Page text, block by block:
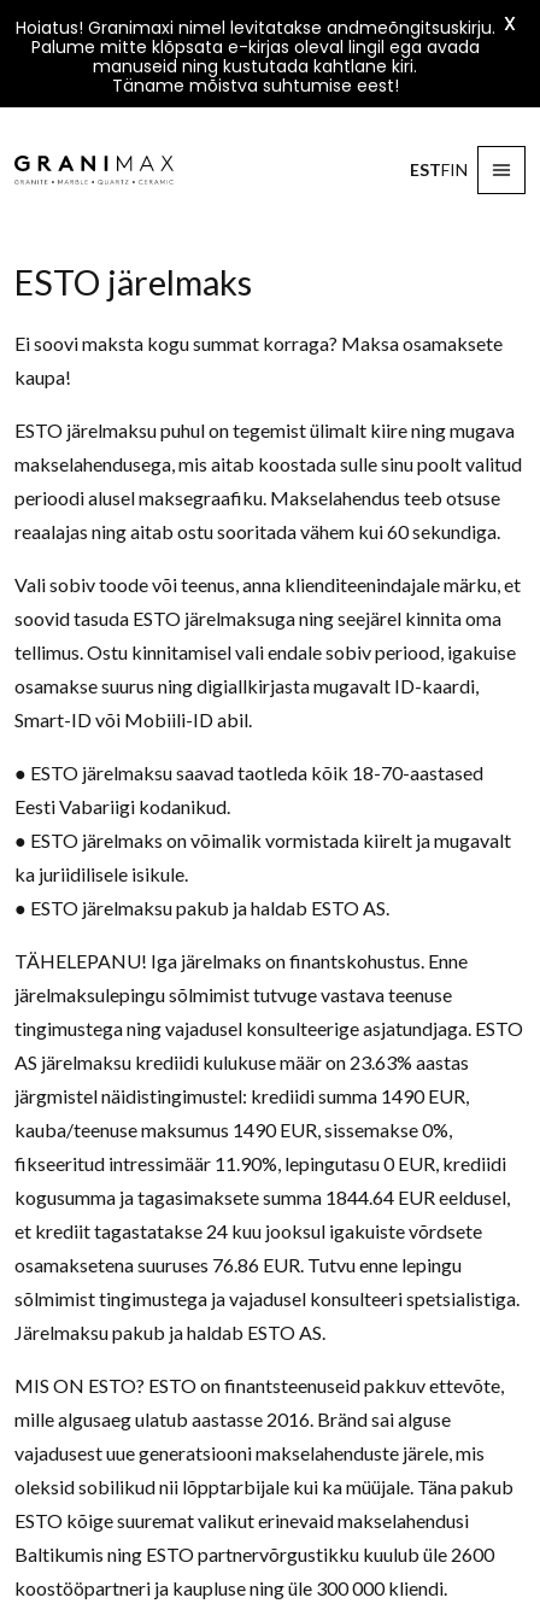
ESTFIN
ESTO järelmaks
Ei soovi maksta kogu summat korraga? Maksa osamaksete
kaupa!
ESTO järelmaksu puhul on tegemist ülimalt kiire ning mugava
makselahendusega, mis aitab koostada sulle sinu poolt valitud
perioodi alusel maksegraafiku. Makselahendus teeb otsuse
reaalajas ning aitab ostu sooritada vähem kui 60 sekundiga.
Vali sobiv toode või teenus, anna klienditeenindajale märku, et
soovid tasuda ESTO järelmaksuga ning seejärel kinnita oma
tellimus. Ostu kinnitamisel vali endale sobiv periood, igakuise
osamakse suurus ning digiallkirjasta mugavalt ID-kaardi,
Smart-ID või Mobiili-ID abil.
● ESTO järelmaksu saavad taotleda kõik 18-70-aastased
Eesti Vabariigi kodanikud.
● ESTO järelmaks on võimalik vormistada kiirelt ja mugavalt
ka juriidilisele isikule.
● ESTO järelmaksu pakub ja haldab ESTO AS.
TÄHELEPANU! Iga järelmaks on finantskohustus. Enne
järelmaksulepingu sõlmimist tutvuge vastava teenuse
tingimustega ning vajadusel konsulteerige asjatundjaga. ESTO
AS järelmaksu krediidi kulukuse määr on 23.63% aastas
järgmistel näidistingimustel: krediidi summa 1490 EUR,
kauba/teenuse maksumus 1490 EUR, sissemakse 0%,
fikseeritud intressimäär 11.90%, lepingutasu 0 EUR, krediidi
kogusumma ja tagasimaksete summa 1844.64 EUR eeldusel,
et krediit tagastatakse 24 kuu jooksul igakuiste võrdsete
osamaksetena suuruses 76.86 EUR. Tutvu enne lepingu
sõlmimist tingimustega ja vajadusel konsulteeri spetsialistiga.
Järelmaksu pakub ja haldab ESTO AS.
MIS ON ESTO? ESTO on finantsteenuseid pakkuv ettevõte,
mille algusaeg ulatub aastasse 2016. Bränd sai alguse
vajadusest uue generatsiooni makselahenduste järele, mis
oleksid sobilikud nii lõpptarbijale kui ka müüjale. Täna pakub
ESTO kõige suuremat valikut erinevaid makselahendusi
Baltikumis ning ESTO partnervõrgustikku kuulub üle 2600
koostööpartneri ja kaupluse ning üle 300 000 kliendi.
Hoiatus! Granimaxi nimel levitatakse andmeõngitsuskirju.
Palume mitte klõpsata e-kirjas oleval lingil ega avada
manuseid ning kustutada kahtlane kiri.
Täname mõistva suhtumise eest!
X